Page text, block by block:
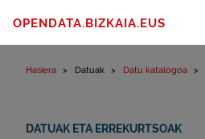
OPENDATA.BIZKAIA.EUS
Hasiera Datuak Datu katalogoa
DATUAK ETA ERREKURTSOAK